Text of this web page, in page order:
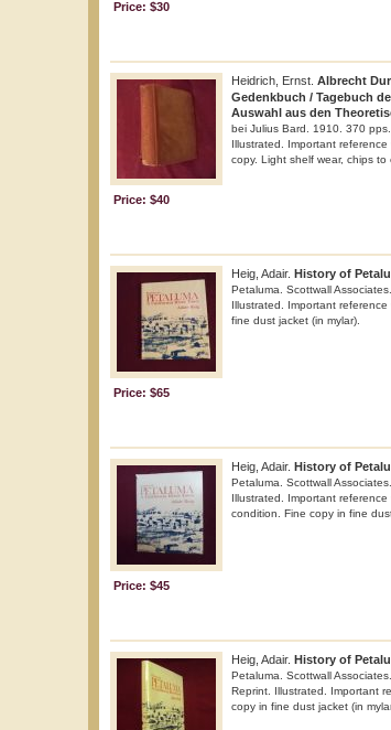
Price: $30
Heidrich, Ernst. Albrecht
Gedenkbuch / Tagebuch
Auswahl aus den
bei Julius Bard. 1910. 370
Illustrated. Important
copy. Light shelf wear, chips to
Price: $40
Heig, Adair. History of
Petaluma. Scottwall
Illustrated. Important
fine dust jacket (in mylar).
Price: $65
Heig, Adair. History of
Petaluma. Scottwall
Illustrated. Important
condition. Fine copy in fine
Price: $45
Heig, Adair. History of
Petaluma. Scottwall
Reprint. Illustrated. Important
copy in fine dust jacket (in